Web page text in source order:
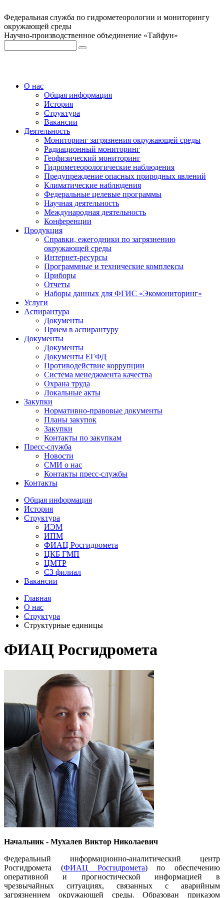
Федеральная служба по гидрометеорологии и мониторингу
окружающей среды
Научно-производственное объединение «Тайфун»
О нас
Общая информация
История
Структура
Вакансии
Деятельность
Мониторинг загрязнения окружающей среды
Радиационный мониторинг
Геофизический мониторинг
Гидрометеорологические наблюдения
Предупреждение опасных природных явлений
Климатические наблюдения
Федеральные целевые программы
Научная деятельность
Международная деятельность
Конференции
Продукция
Справки, ежегодники по загрязнению
окружающей среды
Интернет-ресурсы
Программные и технические комплексы
Приборы
Отчеты
Наборы данных для ФГИС «Экомониторинг»
Услуги
Аспирантура
Документы
Прием в аспирантуру
Документы
Документы
Документы ЕГФД
Противодействие коррупции
Система менеджмента качества
Охрана труда
Локальные акты
Закупки
Нормативно-правовые документы
Планы закупок
Закупки
Контакты по закупкам
Пресс-служба
Новости
СМИ о нас
Контакты пресс-службы
Контакты
Общая информация
История
Структура
ИЭМ
ИПМ
ФИАЦ Росгидромета
ЦКБ ГМП
ЦМТР
СЗ филиал
Вакансии
Главная
О нас
Структура
Структурные единицы
ФИАЦ Росгидромета
Начальник - Мухалев Виктор Николаевич
Федеральный информационно-аналитический центр
Росгидромета (ФИАЦ Росгидромета) по обеспечению
оперативной и прогностической информацией в
чрезвычайных ситуациях, связанных с аварийным
загрязнением окружающей среды. Образован приказом